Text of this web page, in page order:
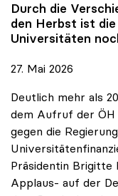
Durch die
den Herbst ist
Universitäten
27. Mai 2026
Deutlich mehr als
dem Aufruf der ÖH
gegen die
Präsidentin
Applaus- auf der